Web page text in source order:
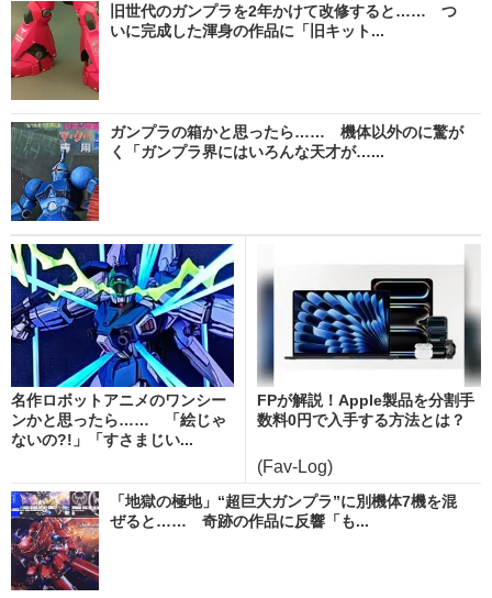
旧世代のガンプラを2年かけて改修すると…… つ
いに完成した渾身の作品に「旧キット...
ガンプラの箱かと思ったら…… 機体以外のに驚が
く「ガンプラ界にはいろんな天才が…...
名作ロボットアニメのワンシー
ンかと思ったら…… 「絵じゃ
ないの?!」「すさまじい...
FPが解説！Apple製品を分割手
数料0円で入手する方法とは？
(Fav-Log)
「地獄の極地」“超巨大ガンプラ”に別機体7機を混
ぜると…… 奇跡の作品に反響「も...